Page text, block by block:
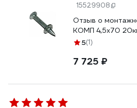
15529908
Отзыв о
КОМП 4,5х70
5(1)
7 725 ₽